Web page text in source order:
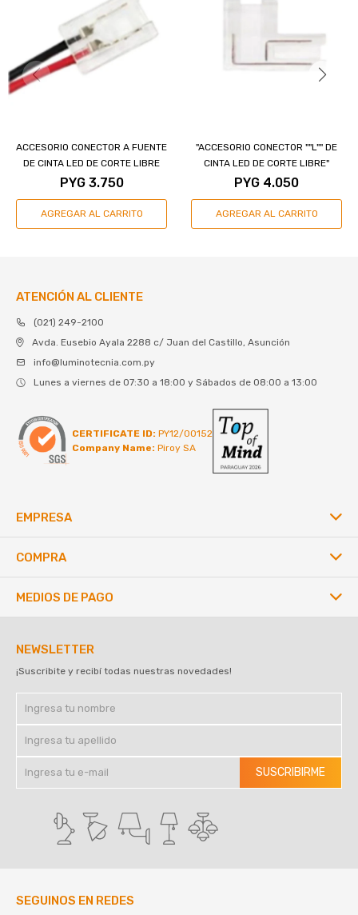
ACCESORIO CONECTOR A FUENTE
DE CINTA LED DE CORTE LIBRE
PYG 3.750
"ACCESORIO CONECTOR ""L"" DE
CINTA LED DE CORTE LIBRE"
PYG 4.050
ATENCIÓN AL CLIENTE
(021) 249-2100
Avda. Eusebio Ayala 2288 c/ Juan del Castillo, Asunción
info@luminotecnia.com.py
Lunes a viernes de 07:30 a 18:00 y Sábados de 08:00 a 13:00
CERTIFICATE ID: PY12/00152
Company Name: Piroy SA
EMPRESA
COMPRA
NEWSLETTER
¡Suscribite y recibí todas nuestras novedades!
SUSCRIBIRME
SEGUINOS EN REDES
MEDIOS DE PAGO